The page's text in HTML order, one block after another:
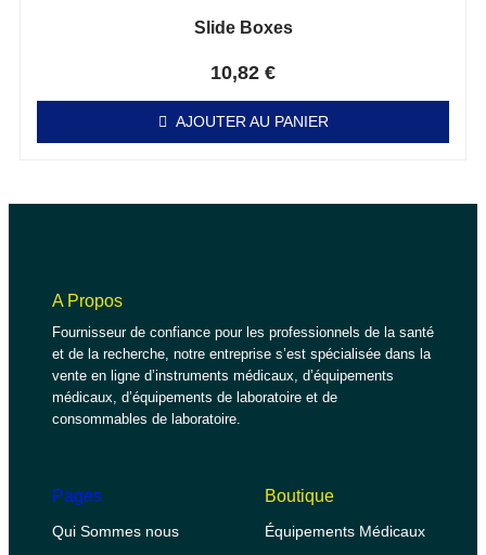
Slide Boxes
10,82 €
AJOUTER AU PANIER
A Propos
Fournisseur de confiance pour les professionnels de la santé
et de la recherche, notre entreprise s’est spécialisée dans la
vente en ligne d’instruments médicaux, d’équipements
médicaux, d’équipements de laboratoire et de
consommables de laboratoire.
Pages
Qui Sommes nous
Boutique
Équipements Médicaux